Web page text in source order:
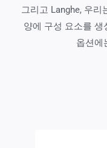
그리고 Langhe, 우
양에 구성 요소를
옵션에